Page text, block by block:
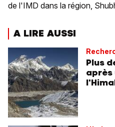
de l'IMD dans la région,
A LIRE AUSSI
Plus
après